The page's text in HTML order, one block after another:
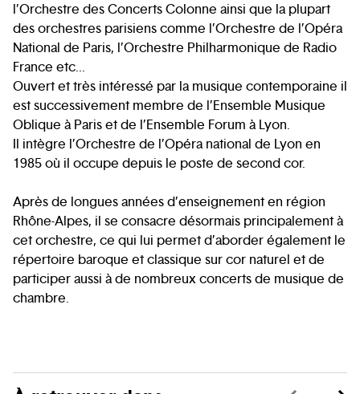
l’Orchestre des Concerts Colonne ainsi que la plupart
des orchestres parisiens comme l’Orchestre de l’Opéra
National de Paris, l’Orchestre Philharmonique de Radio
France etc...
Ouvert et très intéressé par la musique contemporaine il
est successivement membre de l’Ensemble Musique
Oblique à Paris et de l’Ensemble Forum à Lyon.
Il intègre l’Orchestre de l’Opéra national de Lyon en
1985 où il occupe depuis le poste de second cor.
Après de longues années d’enseignement en région
Rhône-Alpes, il se consacre désormais principalement à
cet orchestre, ce qui lui permet d’aborder également le
répertoire baroque et classique sur cor naturel et de
participer aussi à de nombreux concerts de musique de
chambre.